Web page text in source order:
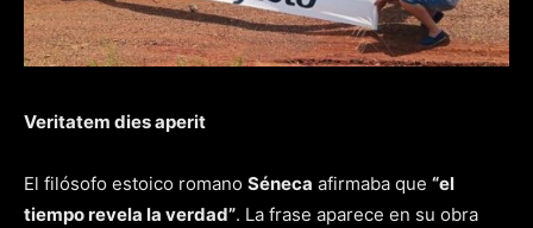
Veritatem dies aperit
El filósofo estoico romano Séneca afirmaba que “el
tiempo revela la verdad”. La frase aparece en su obra